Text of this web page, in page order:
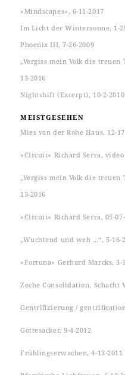
»Mindscapes«, 6-11-2017
Im Licht der Wintersonne, 1-
Phoenix III, 7-26-2009
„Vergiss mein Volk die treuen
13-2016
Nightshift (Excerpt), 10-2-2010
MEISTGESEHEN
Mies van der Rohe Haus, 12-
»Circuit« Richard Serra, video
„Vergiss mein Volk die treuen
13-2016
»Circuit« Richard Serra, 05-
„Wuchtend und weh …“, 5-16-
»Fortuna« Gerhard Marcks, 3-
Zeche Consolidation, Schacht
Gentrifizierung /
Gottesacker, 9-4-2012
Frühlingserwachen, 4-13-2011